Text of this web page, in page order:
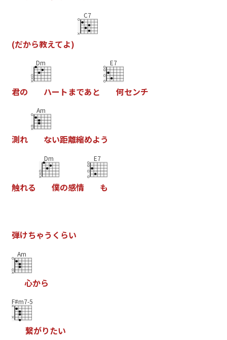
(だから教えてよ)
C7
君の
Dm
ハー ト まであ と
E7
何センチ
測れ
Am
ない距離縮めよう
触れる
Dm
僕の感情
E7
も
弾けちゃう く らい
Am
心から
F#m7-5
繋がりたい